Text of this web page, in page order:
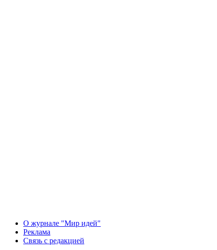
О журнале "Мир идей"
Реклама
Связь с редакцией